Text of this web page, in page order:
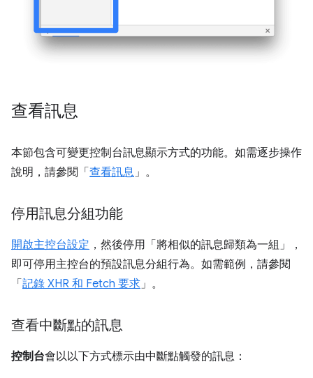
查看訊息
本節包含可變更控制台訊息顯示方式的功能。如需逐步操作
說明，請參閱「 查看訊息」。
停用訊息分組功能
開啟主控台設定 ，然後停用「將相似的訊息歸類為一組」
，
即可停用主控台的預設訊息分組行為。如需範例，請參閱
「 記錄 XHR 和 Fetch 要求」。
查看中斷點的訊息
控制台會以以下方式標示由中斷點觸發的訊息：